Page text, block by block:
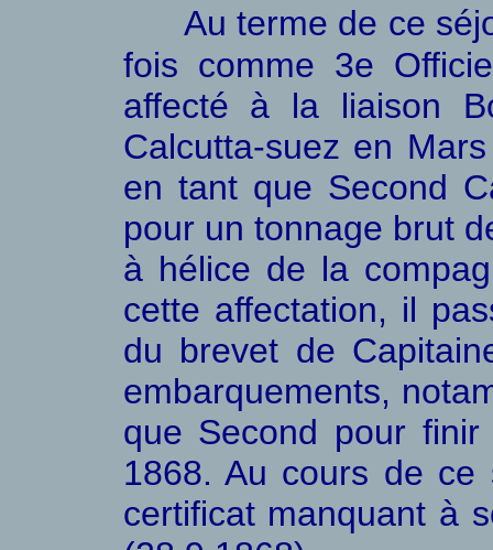
Au terme de ce
fois comme 3e
affecté à la liaison
Calcutta-suez en
en tant que Second
pour un tonnage brut
à hélice de la
cette affectation, il
du brevet de
embarquements,
que Second pour
1868. Au cours de
certificat manquant à